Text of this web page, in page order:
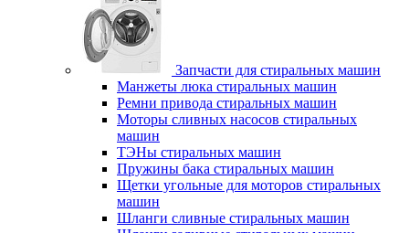
Запчасти для стиральных машин
Манжеты люка стиральных машин
Ремни привода стиральных машин
Моторы сливных насосов стиральных
машин
ТЭНы стиральных машин
Пружины бака стиральных машин
Щетки угольные для моторов стиральных
машин
Шланги сливные стиральных машин